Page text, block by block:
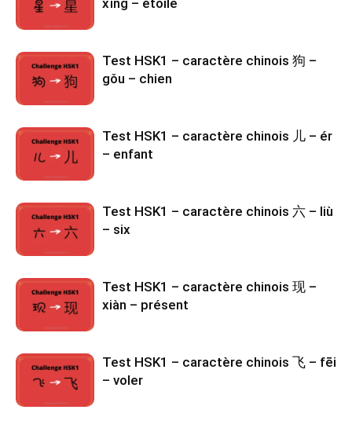
Test HSK1 – caractère chinois 狗 –
gǒu – chien
Test HSK1 – caractère chinois 儿 – ér
– enfant
Test HSK1 – caractère chinois 六 – liù
– six
Test HSK1 – caractère chinois 现 –
xiàn – présent
Test HSK1 – caractère chinois 飞 – fēi
– voler